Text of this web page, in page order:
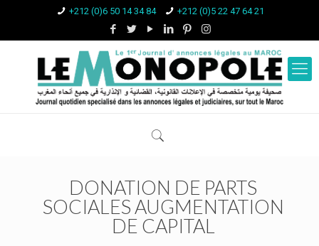
+212 (0)6 50 14 34 84 +212 (0)5 22 47 64 21
DONATION DE PARTS
SOCIALES AUGMENTATION
DE CAPITAL